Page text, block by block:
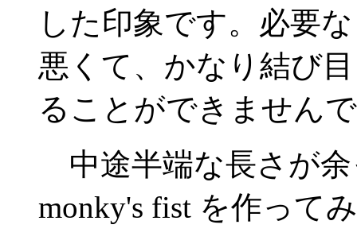
した印象です。必要
悪くて、かなり結び
ることができません
中途半端な長さが
monky's fist を作って